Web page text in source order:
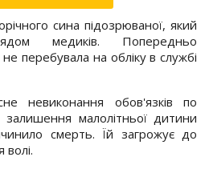
сина підозрюваної, який
медиків. Попередньо
перебувала на обліку в службі
невиконання обов'язків по
малолітньої дитини
смерть. Їй загрожує до
волі.